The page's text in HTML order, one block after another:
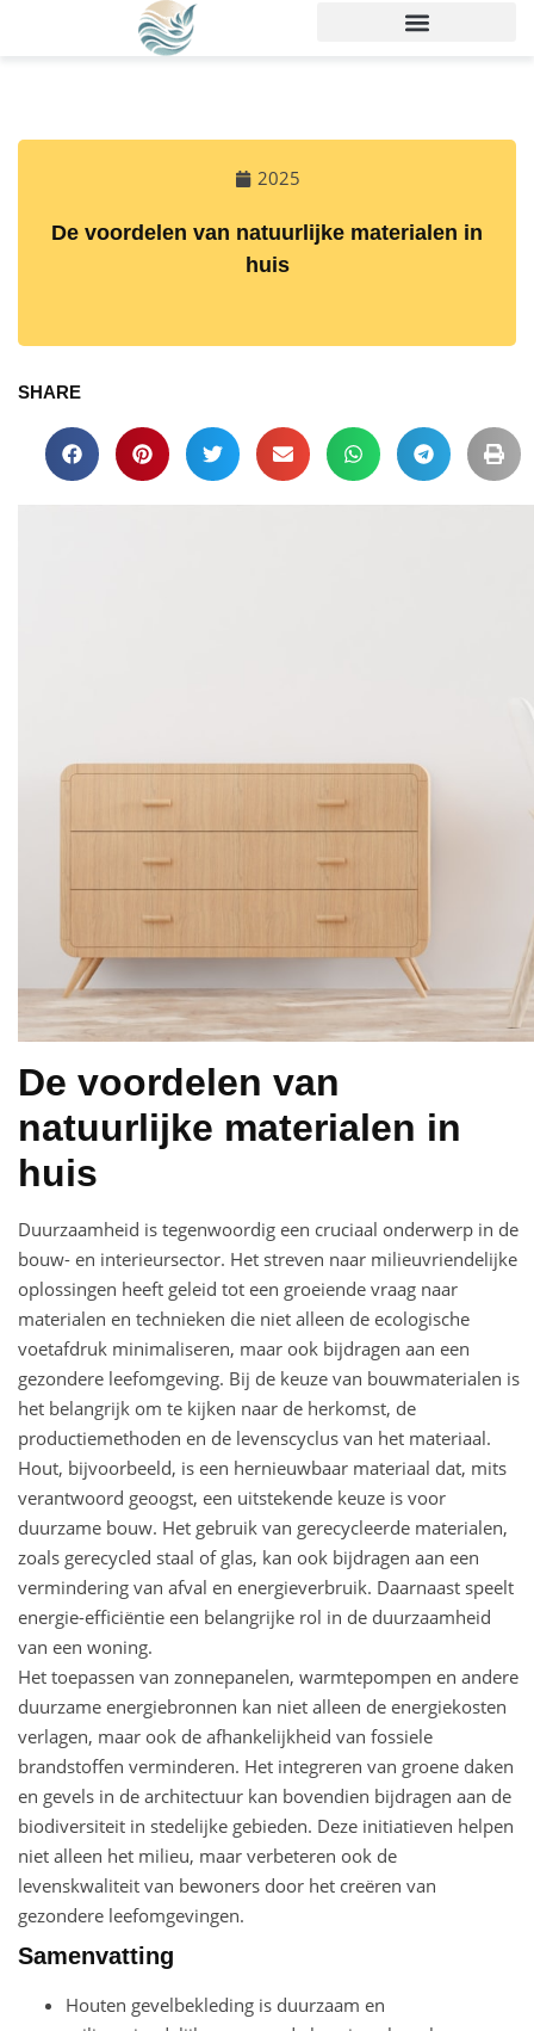
2025
De voordelen van natuurlijke materialen in
huis
SHARE
De voordelen van
natuurlijke materialen in
huis
Duurzaamheid is tegenwoordig een cruciaal onderwerp in de
bouw- en interieursector. Het streven naar milieuvriendelijke
oplossingen heeft geleid tot een groeiende vraag naar
materialen en technieken die niet alleen de ecologische
voetafdruk minimaliseren, maar ook bijdragen aan een
gezondere leefomgeving. Bij de keuze van bouwmaterialen is
het belangrijk om te kijken naar de herkomst, de
productiemethoden en de levenscyclus van het materiaal.
Hout, bijvoorbeeld, is een hernieuwbaar materiaal dat, mits
verantwoord geoogst, een uitstekende keuze is voor
duurzame bouw. Het gebruik van gerecycleerde materialen,
zoals gerecycled staal of glas, kan ook bijdragen aan een
vermindering van afval en energieverbruik. Daarnaast speelt
energie-efficiëntie een belangrijke rol in de duurzaamheid
van een woning.
Het toepassen van zonnepanelen, warmtepompen en andere
duurzame energiebronnen kan niet alleen de energiekosten
verlagen, maar ook de afhankelijkheid van fossiele
brandstoffen verminderen. Het integreren van groene daken
en gevels in de architectuur kan bovendien bijdragen aan de
biodiversiteit in stedelijke gebieden. Deze initiatieven helpen
niet alleen het milieu, maar verbeteren ook de
levenskwaliteit van bewoners door het creëren van
gezondere leefomgevingen.
Samenvatting
Houten gevelbekleding is duurzaam en